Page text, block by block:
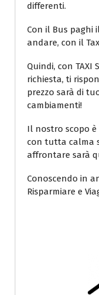
differenti.
Con il Bus paghi
andare, con il
Quindi, con TAXI
richiesta, ti
prezzo sarà di
cambiamenti!
Il nostro scopo
con tutta calma
affrontare sarà
Conoscendo in
Risparmiare e